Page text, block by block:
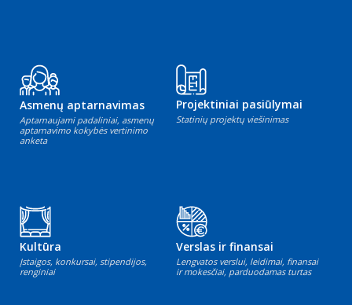
Asmenų aptarnavimas
Aptarnaujami padaliniai, asmenų
aptarnavimo kokybės vertinimo
anketa
Projektiniai pasiūlymai
Statinių projektų viešinimas
Kultūra
Įstaigos, konkursai, stipendijos,
renginiai
Verslas ir finansai
Lengvatos verslui, leidimai, finansai
ir mokesčiai, parduodamas turtas